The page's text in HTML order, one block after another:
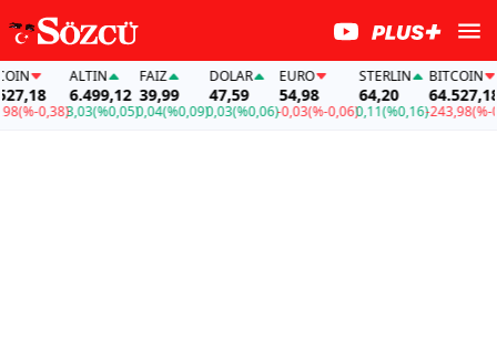
(%-0,38)
ALTIN
6.499,12
3,03(%0,05)
FAİZ
39,99
0,04(%0,09)
DOLAR
47,59
0,03(%0,06)
EURO
54,98
-0,03(%-0,06)
STERLIN
64,20
0,11(%0,16)
BITCOIN
64.527,18
-243,98(%-